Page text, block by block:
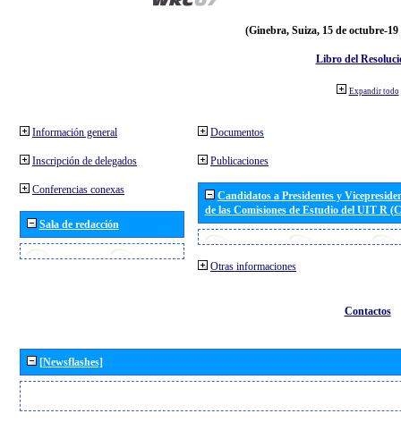
(Ginebra, Suiza, 15 de octubre-19
Libro del
Expandir todo
Información general
Inscripción de delegados
Conferencias conexas
Sala de redacción
Documentos
Publicaciones
Candidatos a Presidentes y
de las Comisiones de Estudio del UIT R
Otras informaciones
Contactos
[Newsflashes]